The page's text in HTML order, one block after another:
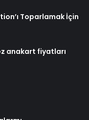
Toparlamak İçin
anakart fiyatları